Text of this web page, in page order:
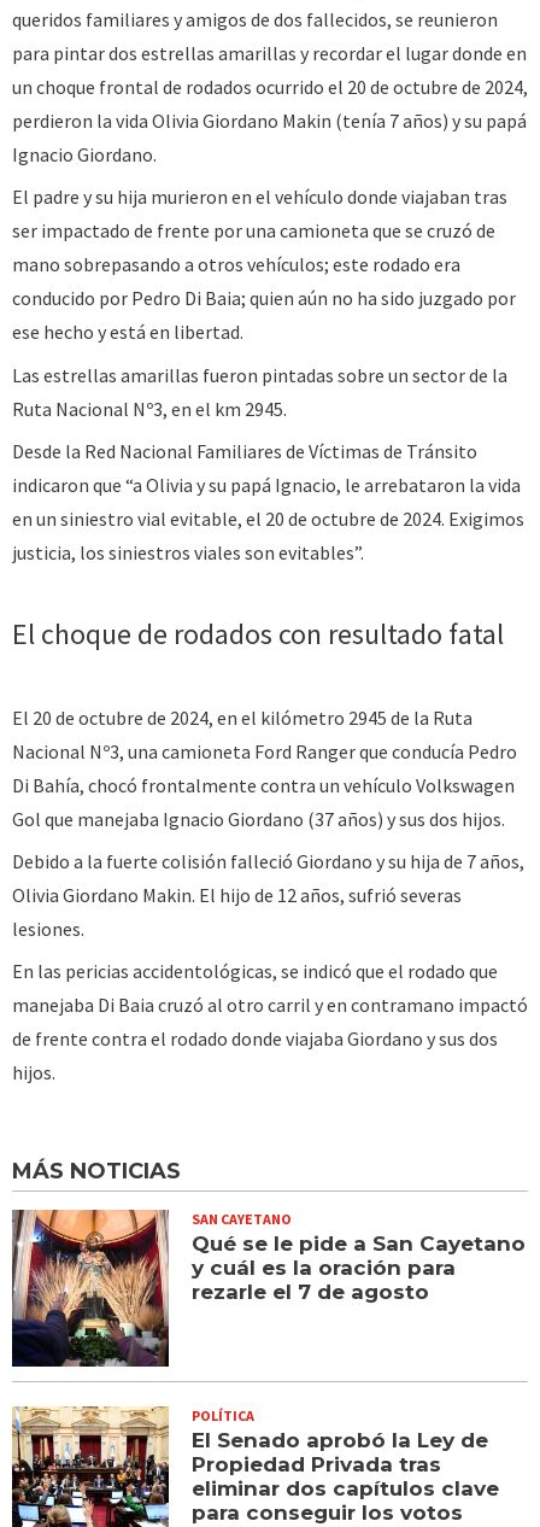
queridos familiares y amigos de dos fallecidos, se reunieron
para pintar dos estrellas amarillas y recordar el lugar donde en
un choque frontal de rodados ocurrido el 20 de octubre de 2024,
perdieron la vida Olivia Giordano Makin (tenía 7 años) y su papá
Ignacio Giordano.
El padre y su hija murieron en el vehículo donde viajaban tras
ser impactado de frente por una camioneta que se cruzó de
mano sobrepasando a otros vehículos; este rodado era
conducido por Pedro Di Baia; quien aún no ha sido juzgado por
ese hecho y está en libertad.
Las estrellas amarillas fueron pintadas sobre un sector de la
Ruta Nacional Nº3, en el km 2945.
Desde la Red Nacional Familiares de Víctimas de Tránsito
indicaron que “a Olivia y su papá Ignacio, le arrebataron la vida
en un siniestro vial evitable, el 20 de octubre de 2024. Exigimos
justicia, los siniestros viales son evitables”.
El choque de rodados con resultado fatal
El 20 de octubre de 2024, en el kilómetro 2945 de la Ruta
Nacional Nº3, una camioneta Ford Ranger que conducía Pedro
Di Bahía, chocó frontalmente contra un vehículo Volkswagen
Gol que manejaba Ignacio Giordano (37 años) y sus dos hijos.
Debido a la fuerte colisión falleció Giordano y su hija de 7 años,
Olivia Giordano Makin. El hijo de 12 años, sufrió severas
lesiones.
En las pericias accidentológicas, se indicó que el rodado que
manejaba Di Baia cruzó al otro carril y en contramano impactó
de frente contra el rodado donde viajaba Giordano y sus dos
hijos.
MÁS NOTICIAS
SAN CAYETANO
Qué se le pide a San Cayetano
y cuál es la oración para
rezarle el 7 de agosto
POLÍTICA
El Senado aprobó la Ley de
Propiedad Privada tras
eliminar dos capítulos clave
para conseguir los votos